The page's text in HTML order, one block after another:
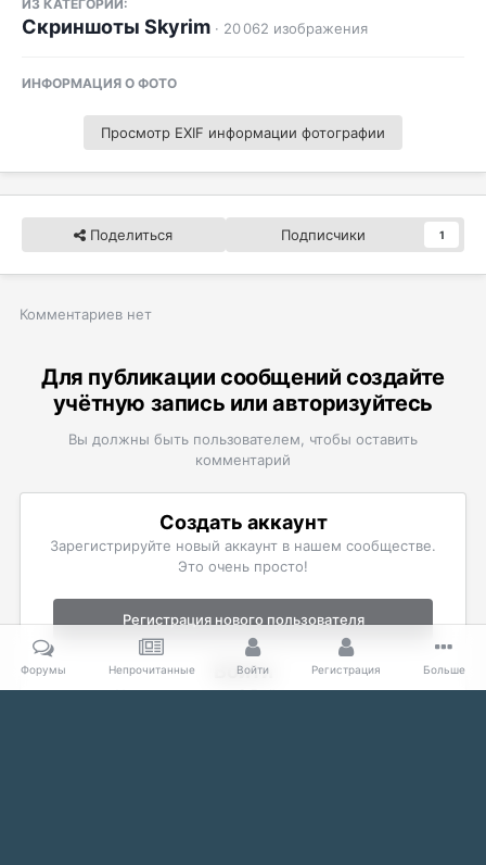
ИЗ КАТЕГОРИИ:
Скриншоты Skyrim · 20 062 изображения
ИНФОРМАЦИЯ О ФОТО
Просмотр EXIF информации фотографии
Поделиться Подписчики 1
Комментариев нет
Для публикации сообщений создайте
учётную запись или авторизуйтесь
Вы должны быть пользователем, чтобы оставить
комментарий
Создать аккаунт
Зарегистрируйте новый аккаунт в нашем сообществе.
Это очень просто!
Регистрация нового пользователя
Войти
Уже есть аккаунт? Войти в систему.
Форумы Непрочитанные Войти Регистрация Больше